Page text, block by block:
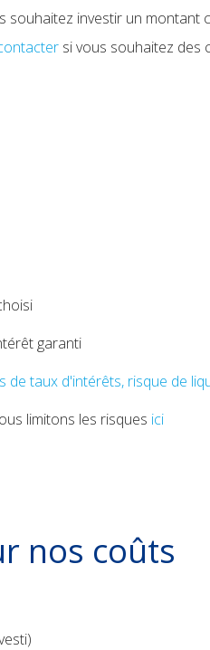
souhaitez investir un
si vous souhaitez des
garanti
de taux d'intérêts, risque de
limitons les risques ici
nos coûts